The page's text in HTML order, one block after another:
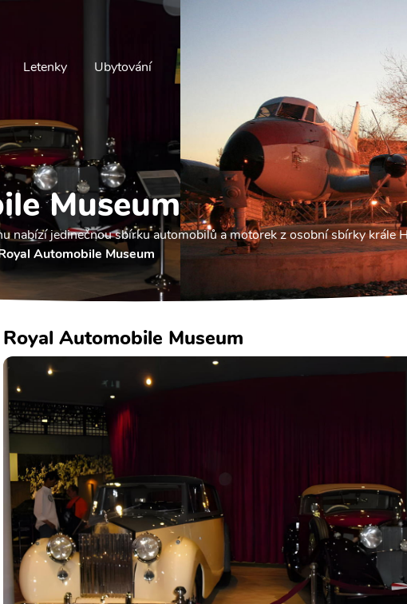
Letenky Ubytování
Museum
nabízí jedinečnou sbírku automobilů a motorek z osobní sbírky krále
Automobile Museum
Royal Automobile Museum